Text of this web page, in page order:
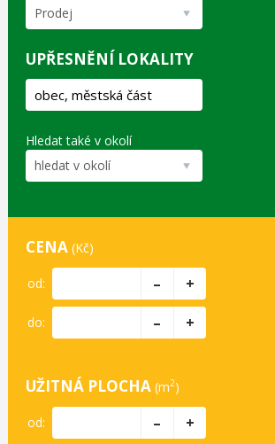
Sady, vinice
Prodej
UPŘESNĚNÍ LOKALITY
Hledat také v okolí
hledat v okolí
CENA (Kč)
od: – +
do: – +
UŽITNÁ PLOCHA (m2)
od: – +